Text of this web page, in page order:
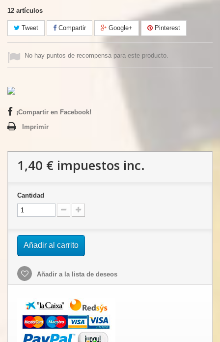
12 artículos
Tweet Compartir Google+ Pinterest
No hay puntos de recompensa para este producto.
¡Compartir en Facebook!
Imprimir
1,40 € impuestos inc.
Cantidad
Añadir al carrito
Añadir a la lista de deseos